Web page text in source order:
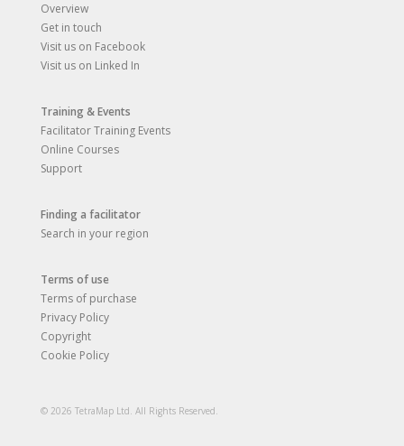
Overview
Get in touch
Visit us on Facebook
Visit us on Linked In
Training & Events
Facilitator Training Events
Online Courses
Support
Finding a facilitator
Search in your region
Terms of use
Terms of purchase
Privacy Policy
Copyright
Cookie Policy
© 2026 TetraMap Ltd. All Rights Reserved.